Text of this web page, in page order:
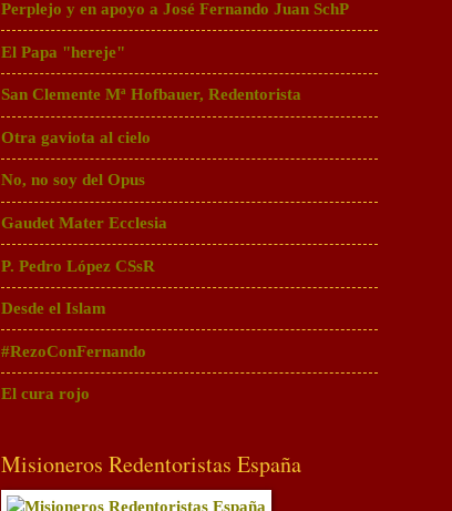
Perplejo y en apoyo a José Fernando Juan SchP
El Papa "hereje"
San Clemente Mª Hofbauer, Redentorista
Otra gaviota al cielo
No, no soy del Opus
Gaudet Mater Ecclesia
P. Pedro López CSsR
Desde el Islam
#RezoConFernando
El cura rojo
Misioneros Redentoristas España